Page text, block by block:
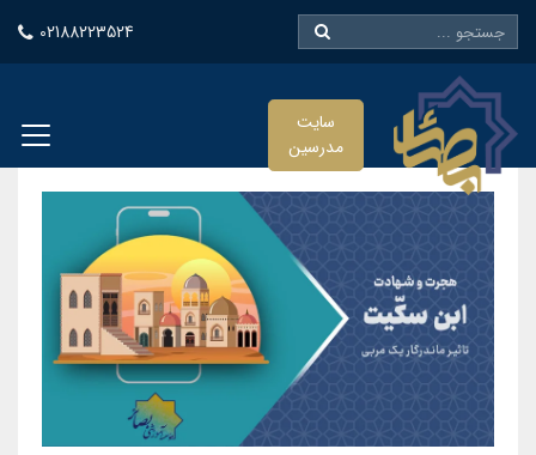
02188223524
سایت
مدرسین